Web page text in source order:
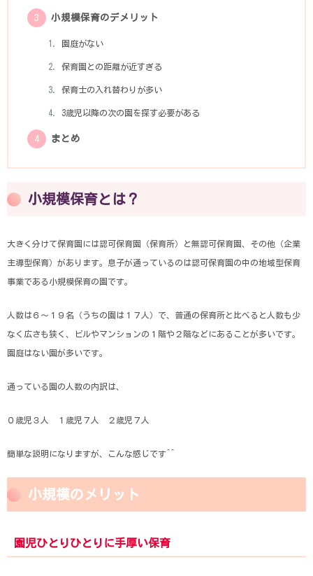
小規模保育のデメリット
園庭がない
保育園との距離が近すぎる
保育士の入れ替わりが多い
3歳児以降の次の園を探す必要がある
まとめ
小規模保育とは？
大きく分けて保育園には認可保育園（保育所）と無認可保育園、その他（企業
主導型保育）があります。息子が通っているのは認可保育園の中の地域型保育
事業である小規模保育の園です。
人数は６～１９名（うちの園は１７人）で、普通の保育所と比べると人数も少
なく広さも狭く、ビルやマンションの１階や２階などにあることが多いです。
園庭はない園が多いです。
通っている園の人数の内訳は、
０歳児３人 １歳児７人 ２歳児７人
簡単な説明になりますが、こんな感じです^^
小規模のメリット
園児ひとりひとりに手厚い保育